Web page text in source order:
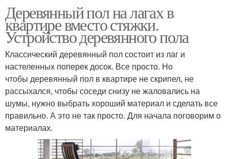
Деревянный пол на лагах в
квартире вместо стяжки.
Устройство деревянного пола
Классический деревянный пол состоит из лаг и
настеленных поперек досок. Все просто. Но
чтобы деревянный пол в квартире не скрипел, не
рассыхался, чтобы соседи снизу не жаловались на
шумы, нужно выбрать хороший материал и сделать все
правильно. А это не так просто. Для начала поговорим о
материалах.